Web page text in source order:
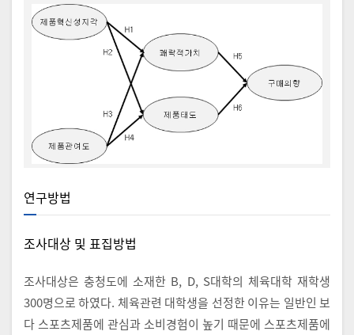
연구방법
조사대상 및 표집방법
조사대상은 충청도에 소재한 B, D, S대학의 체육대학 재학생
300명으로 하였다. 체육관련 대학생을 선정한 이유는 일반인 보
다 스포츠제품에 관심과 소비경험이 높기 때문에 스포츠제품에